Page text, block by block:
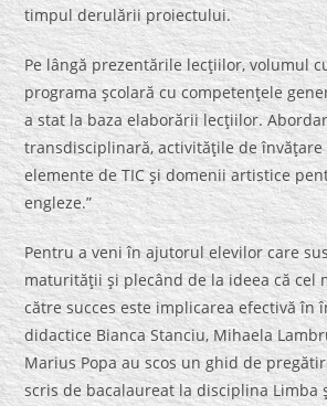
timpul derulării proiectului.
Pe lângă prezentările lecţiilor, volumul
programa şcolară cu competenţele
a stat la baza elaborării lecţiilor.
transdisciplinară, activităţile de
elemente de TIC şi domenii artistice
engleze.”
Pentru a veni în ajutorul elevilor care
maturităţii şi plecând de la ideea că cel
către succes este implicarea efectivă în
didactice Bianca Stanciu, Mihaela
Marius Popa au scos un ghid de
scris de bacalaureat la disciplina Limba